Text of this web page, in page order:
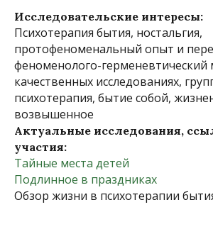
Исследовательские интересы:
Психотерапия бытия, ностальгия,
протофеноменальный опыт и
феноменолого-герменевтический
качественных исследованиях,
психотерапия, бытие собой,
возвышенное
Актуальные исследования,
участия:
Тайные места детей
Подлинное в праздниках
Обзор жизни в психотерапии